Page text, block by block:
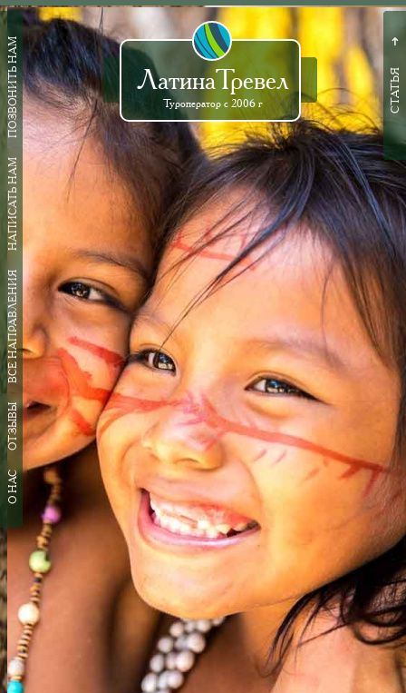
ЛатинаТревел
Туроператор с 2006 г
ПОЗВОНИТЬ НАМ
НАПИСАТЬ НАМ
ВСЕ НАПРАВЛЕНИЯ
ОТЗЫВЫ
О НАС
➜
СТАТЬЯ